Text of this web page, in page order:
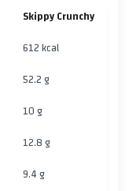
Skippy Crunchy
612 kcal
52.2 g
10 g
12.8 g
9.4 g